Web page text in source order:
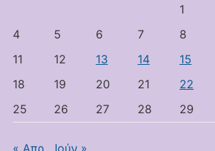
1
4
5 6 7 8
11
12 13 14 15
18
19 20 21 22
25
26 27 28 29
« Απρ Ιούν »